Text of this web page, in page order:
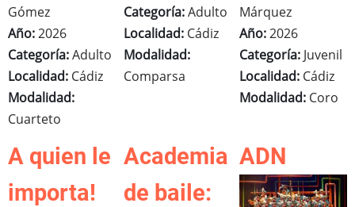
Gómez
Año:2026
Categoría:Adulto
Localidad: Cádiz
Modalidad:
Cuarteto
Categoría:Adulto
Localidad: Cádiz
Modalidad:
Comparsa
Márquez
Año:2026
Categoría: Juvenil
Localidad: Cádiz
Modalidad: Coro
A quien le
importa!
Academia
de baile:
ADN